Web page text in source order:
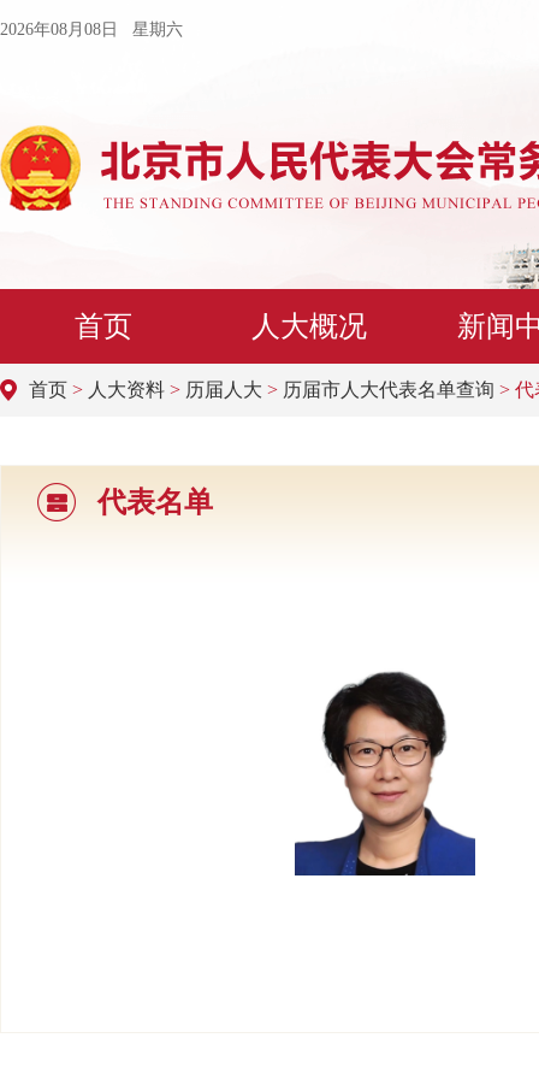
2026年08月08日 星期六
首页 人大概况 新闻
首页 > 人大资料 > 历届人大 > 历届市人大代表名单查询 > 代
代表名单